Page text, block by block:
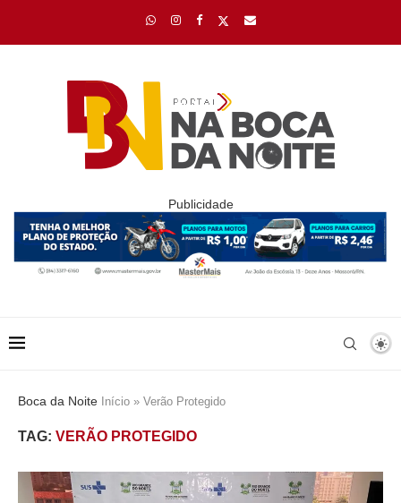
Publicidade
Boca da Noite Início » Verão Protegido
TAG: VERÃO PROTEGIDO